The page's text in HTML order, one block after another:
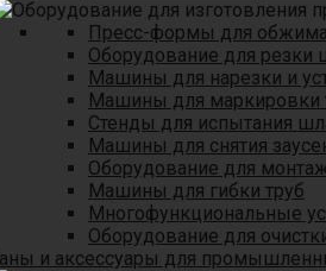
Пресс-формы для
Оборудование для резки
Машины для нарезки и
Машины для маркировки
Стенды для испытания
Машины для снятия
Оборудование для
Машины для гибки труб
Многофункциональные
Оборудование для
и аксессуары для